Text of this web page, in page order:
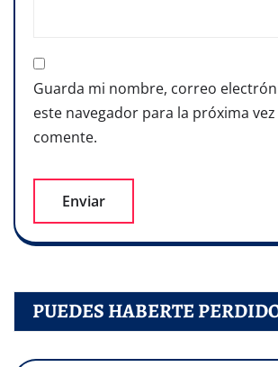
Guarda mi nombre, correo
este navegador para la próxima
comente.
PUEDES HABERTE